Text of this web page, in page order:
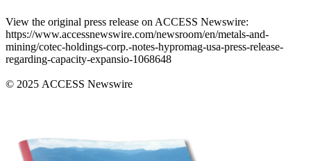
View the original press release on ACCESS Newswire:
https://www.accessnewswire.com/newsroom/en/metals-and-
mining/cotec-holdings-corp.-notes-hypromag-usa-press-release-
regarding-capacity-expansio-1068648
© 2025 ACCESS Newswire